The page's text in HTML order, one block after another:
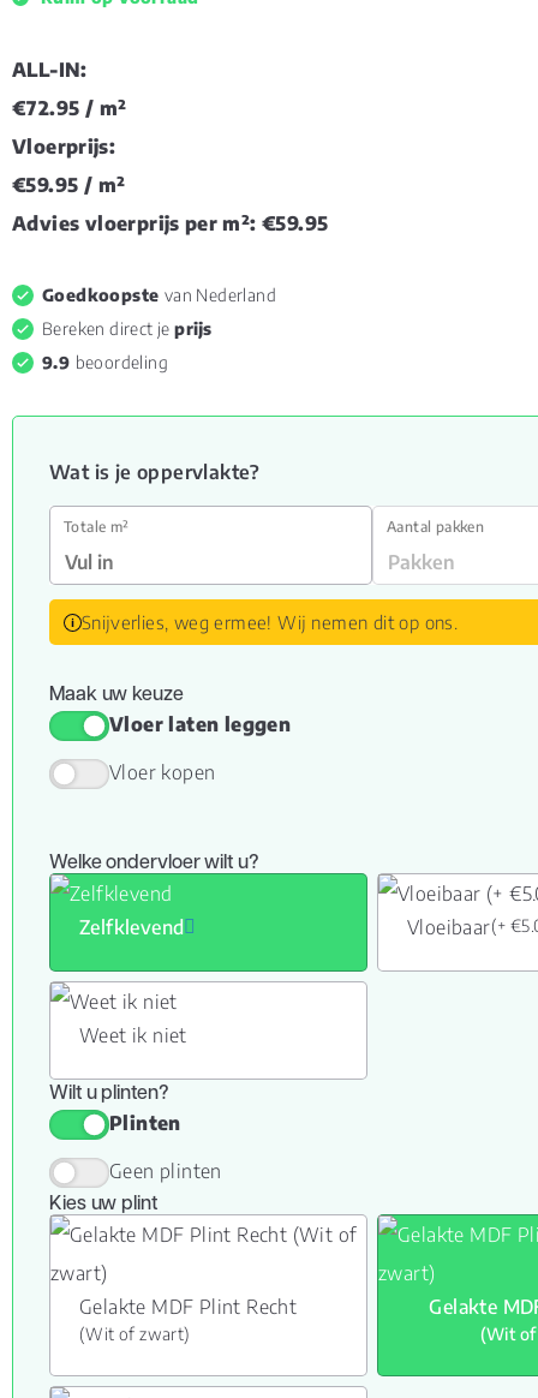
ALL-IN:
€72.95 / m²
Vloerprijs:
€59.95 / m²
Advies vloerprijs per m²: €59.95
Goedkoopste van Nederland
Bereken direct jeprijs
9.9 beoordeling
Wat is je oppervlakte?
Totale m² Aantal pakken
Snijverlies, weg ermee! Wij nemen dit op ons.
Maak uw keuze
Vloer laten leggen
Vloer kopen
Welke ondervloer wilt u?
Zelfklevend Vloeibaar(+
Weet ik niet
Wilt u plinten?
Plinten
Geen plinten
Kies uw plint
Gelakte MDF Plint Recht
(Wit of zwart)
Gelakte
(Wit